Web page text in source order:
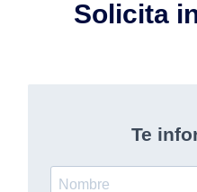
Solicita